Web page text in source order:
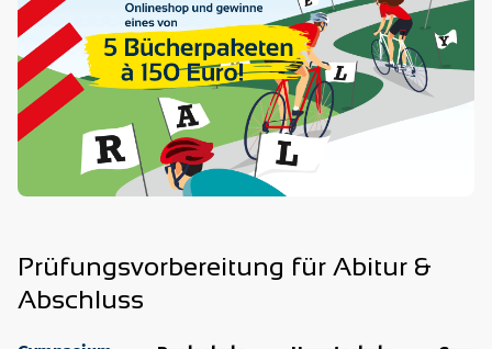
Prüfungsvorbereitung für Abitur &
Abschluss